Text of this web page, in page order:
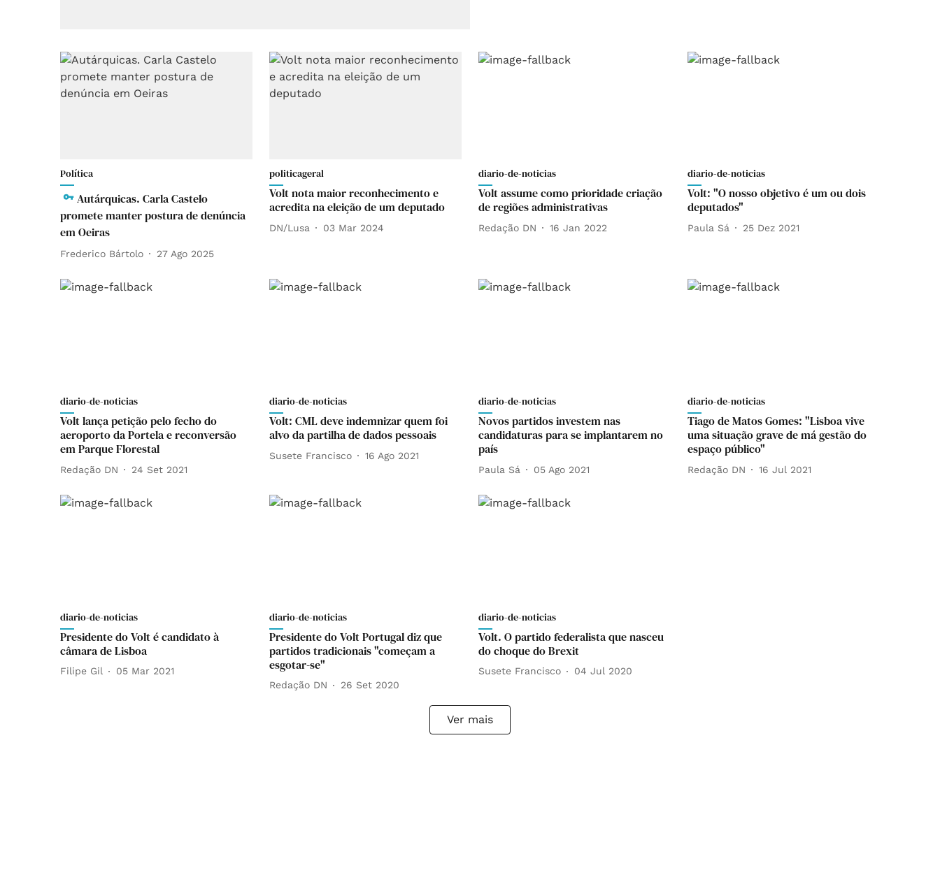
Política
Autárquicas. Carla Castelo
promete manter postura de denúncia
em Oeiras
Frederico Bártolo 27 Ago 2025
politicageral
Volt nota maior reconhecimento e
acredita na eleição de um deputado
DN/Lusa 03 Mar 2024
diario-de-noticias
Volt assume como prioridade criação
de regiões administrativas
Redação DN 16 Jan 2022
diario-de-noticias
Volt: "O nosso objetivo é um ou dois
deputados"
Paula Sá 25 Dez 2021
diario-de-noticias
Volt lança petição pelo fecho do
aeroporto da Portela e reconversão
em Parque Florestal
Redação DN 24 Set 2021
diario-de-noticias
Volt: CML deve indemnizar quem foi
alvo da partilha de dados pessoais
Susete Francisco 16 Ago 2021
diario-de-noticias
Novos partidos investem nas
candidaturas para se implantarem no
país
Paula Sá 05 Ago 2021
diario-de-noticias
Tiago de Matos Gomes: "Lisboa vive
uma situação grave de má gestão do
espaço público"
Redação DN 16 Jul 2021
diario-de-noticias
Presidente do Volt é candidato à
câmara de Lisboa
Filipe Gil 05 Mar 2021
diario-de-noticias
Presidente do Volt Portugal diz que
partidos tradicionais "começam a
esgotar-se"
Redação DN 26 Set 2020
diario-de-noticias
Volt. O partido federalista que nasceu
do choque do Brexit
Susete Francisco 04 Jul 2020
Ver mais